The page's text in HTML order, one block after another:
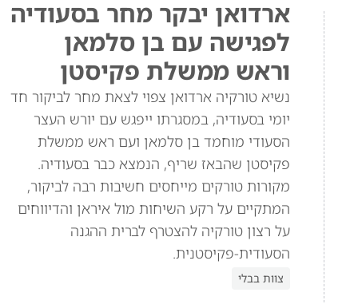
ארדואן יבקר מחר בסעודיה
לפגישה עם בן סלמאן
וראש ממשלת פקיסטן
נשיא טורקיה ארדואן צפוי לצאת מחר לביקור חד
יומי בסעודיה, במסגרתו ייפגש עם יורש העצר
הסעודי מוחמד בן סלמאן ועם ראש ממשלת
פקיסטן שהבאז שריף, הנמצא כבר בסעודיה.
מקורות טורקים מייחסים חשיבות רבה לביקור,
המתקיים על רקע השיחות מול איראן והדיווחים
על רצון טורקיה להצטרף לברית ההגנה
הסעודית-פקיסטנית.
צוות בבלי